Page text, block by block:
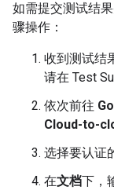
如需提交测试结
骤操作：
收到测试结
请在 Test
依次前往
Cloud-to-
选择要认证
在文档下，